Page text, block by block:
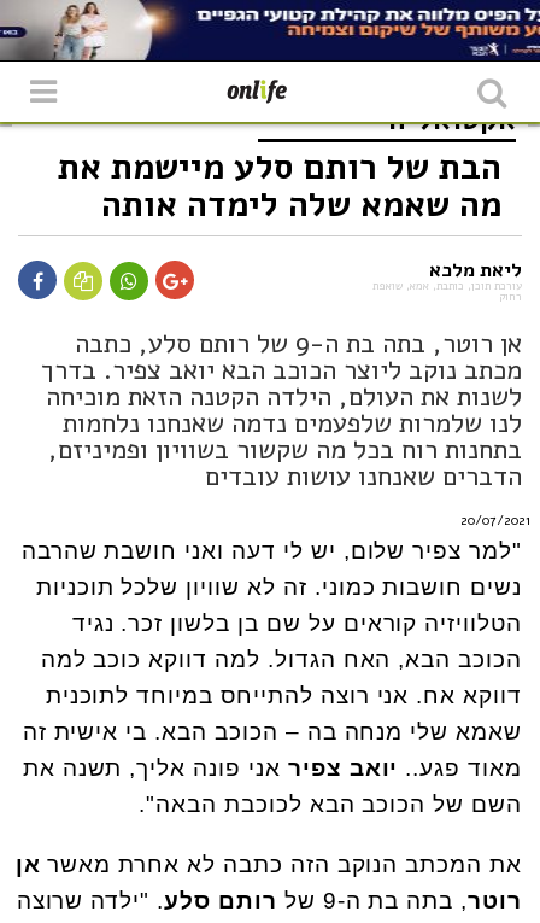
אקטואליה
הבת של רותם סלע מיישמת את
מה שאמא שלה לימדה אותה
ליאת מלכא
עורכת תוכן, כותבת, אמא, שואפת
רחוק
אן רוטר, בתה בת ה-9 של רותם סלע, כתבה
מכתב נוקב ליוצר הכוכב הבא יואב צפיר. בדרך
לשנות את העולם, הילדה הקטנה הזאת מוכיחה
לנו שלמרות שלפעמים נדמה שאנחנו נלחמות
בתחנות רוח בכל מה שקשור בשוויון ופמיניזם,
הדברים שאנחנו עושות עובדים
20/07/2021
"למר צפיר שלום, יש לי דעה ואני חושבת שהרבה
נשים חושבות כמוני. זה לא שוויון שלכל תוכניות
הטלוויזיה קוראים על שם בן בלשון זכר. נגיד
הכוכב הבא, האח הגדול. למה דווקא כוכב למה
דווקא אח. אני רוצה להתייחס במיוחד לתוכנית
שאמא שלי מנחה בה – הכוכב הבא. בי אישית זה
מאוד פגע.. יואב צפיר אני פונה אליך, תשנה את
השם של הכוכב הבא לכוכבת הבאה".
את המכתב הנוקב הזה כתבה לא אחרת מאשר אן
רוטר, בתה בת ה-9 של רותם סלע. "ילדה שרוצה